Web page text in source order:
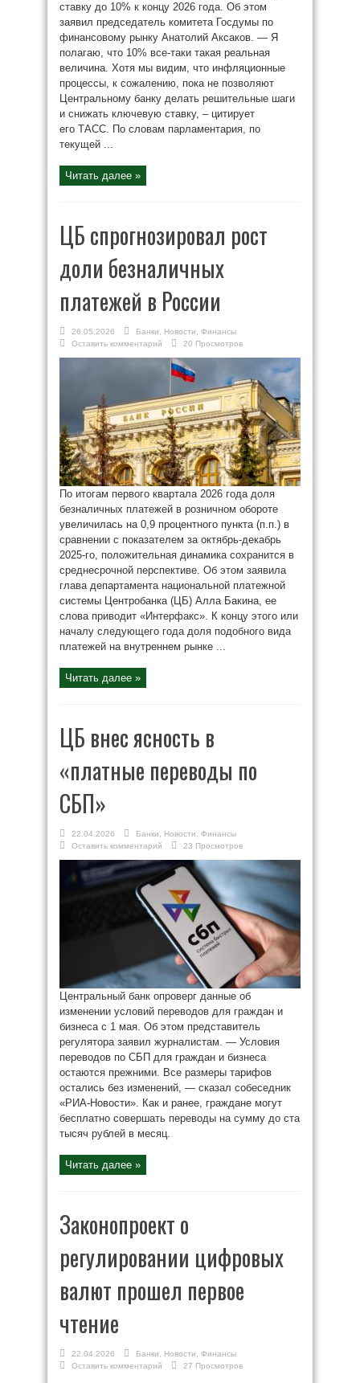
ставку до 10% к концу 2026 года. Об этом
заявил председатель комитета Госдумы по
финансовому рынку Анатолий Аксаков. — Я
полагаю, что 10% все-таки такая реальная
величина. Хотя мы видим, что инфляционные
процессы, к сожалению, пока не позволяют
Центральному банку делать решительные шаги
и снижать ключевую ставку, – цитирует
его ТАСС. По словам парламентария, по
текущей ...
Читать далее »
ЦБ спрогнозировал рост
доли безналичных
платежей в России
26.05.2026 Банки Новости
Финансы
Оставить комментарий
20 Просмотров
По итогам первого квартала 2026 года доля
безналичных платежей в розничном обороте
увеличилась на 0,9 процентного пункта (п.п.) в
сравнении с показателем за октябрь-декабрь
2025-го, положительная динамика сохранится в
среднесрочной перспективе. Об этом заявила
глава департамента национальной платежной
системы Центробанка (ЦБ) Алла Бакина, ее
слова приводит «Интерфакс». К концу этого или
началу следующего года доля подобного вида
платежей на внутреннем рынке ...
Читать далее »
ЦБ внес ясность в
«платные переводы по
СБП»
22.04.2026 Банки Новости
Финансы
Оставить комментарий
23 Просмотров
Центральный банк опроверг данные об
изменении условий переводов для граждан и
бизнеса с 1 мая. Об этом представитель
регулятора заявил журналистам. — Условия
переводов по СБП для граждан и бизнеса
остаются прежними. Все размеры тарифов
остались без изменений, — сказал собеседник
«РИА-Новости». Как и ранее, граждане могут
бесплатно совершать переводы на сумму до ста
тысяч рублей в месяц.
Читать далее »
Законопроект о
регулировании цифровых
валют прошел первое
чтение
22.04.2026 Банки Новости
Финансы
Оставить комментарий
27 Просмотров